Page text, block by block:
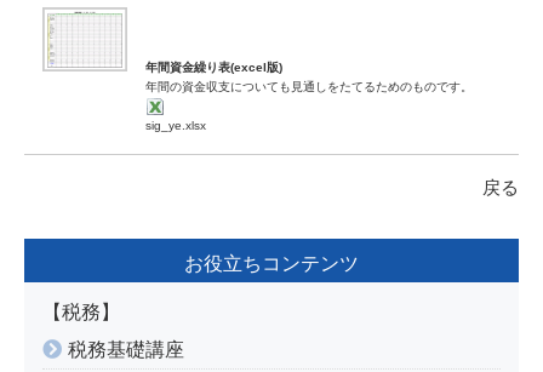
年間資金繰り表(excel版)
年間の資金収支についても見通しをたてるためのものです。
sig_ye.xlsx
戻る
お役立ちコンテンツ
【税務】
税務基礎講座